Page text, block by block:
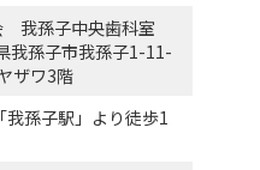
我孫子中央歯科室
孫子市我孫子1-11-
ザワ3階
孫子駅」より徒歩1